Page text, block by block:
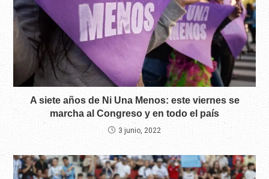
A siete años de Ni Una Menos: este viernes se
marcha al Congreso y en todo el país
3 junio, 2022